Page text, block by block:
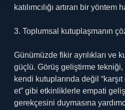
katılımcılığı artıran bir yöntem
3. Toplumsal kutuplaşmanın
Günümüzde fikir ayrılıkları ve
güçlü. Görüş geliştirme tekniği,
kendi kutuplarında değil
et” gibi etkinliklerle empati
gerekçesini duymasına